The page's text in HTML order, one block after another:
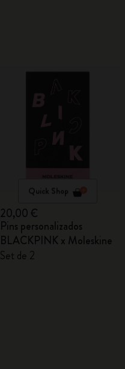
Quick Shop
20,00 €
Pins personalizados
BLACKPINK x Moleskine
Set de 2